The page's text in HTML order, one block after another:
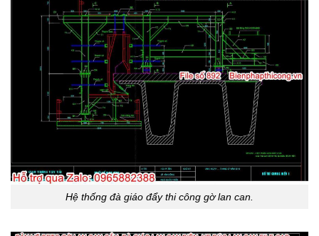
Hệ thống đà giáo đẩy thi công gờ lan can.